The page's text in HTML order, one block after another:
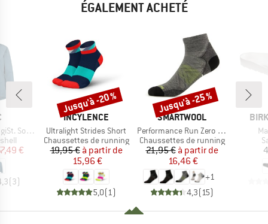
ÉGALEMENT ACHETÉ
Jacket
réduit
€
(3)
MARQUE
INCYLENCE
Article
Ultralight Strides Short
Product group
Chaussettes de running
Prix
19,95 € Prix réduit
à partir de
15,96 €
5,0(1 )
Remise
Jusqu'à -20 %
MARQUE
SMARTWOOL
Article
Performance Run Zero Cushion Ankle
Product group
Chaussettes de running
Prix
21,95 € Prix réduit
à partir de
16,46 €
+1
4,3(15)
Remise
Jusqu'à -25 %